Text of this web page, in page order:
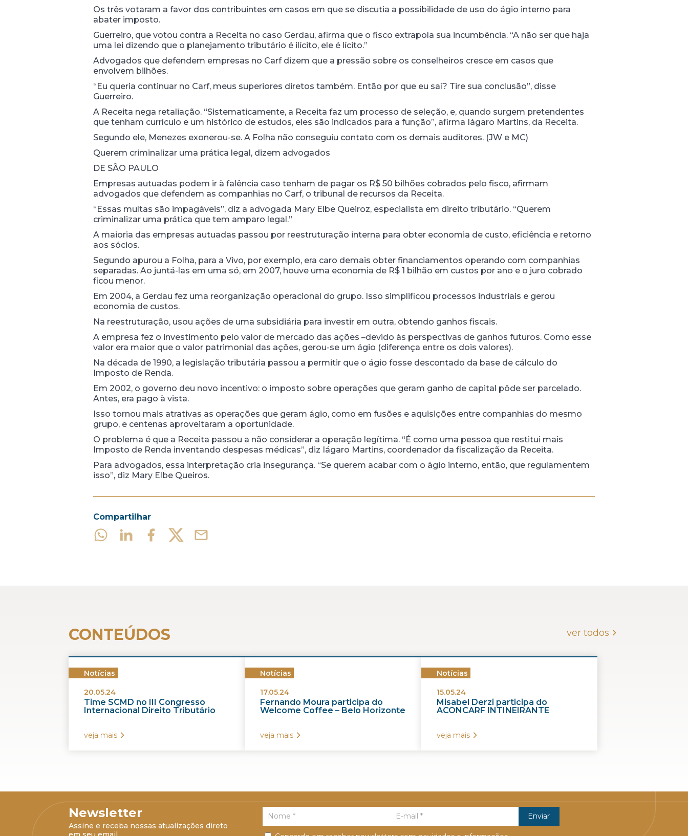
Os três votaram a favor dos contribuintes em casos em que se discutia a possibilidade de uso do ágio interno para
abater imposto.
Guerreiro, que votou contra a Receita no caso Gerdau, afirma que o fisco extrapola sua incumbência. “A não ser que haja
uma lei dizendo que o planejamento tributário é ilícito, ele é lícito.”
Advogados que defendem empresas no Carf dizem que a pressão sobre os conselheiros cresce em casos que
envolvem bilhões.
“Eu queria continuar no Carf, meus superiores diretos também. Então por que eu saí? Tire sua conclusão”, disse
Guerreiro.
A Receita nega retaliação. “Sistematicamente, a Receita faz um processo de seleção, e, quando surgem pretendentes
que tenham currículo e um histórico de estudos, eles são indicados para a função”, afirma Iágaro Martins, da Receita.
Segundo ele, Menezes exonerou-se. A Folha não conseguiu contato com os demais auditores. (JW e MC)
Querem criminalizar uma prática legal, dizem advogados
DE SÃO PAULO
Empresas autuadas podem ir à falência caso tenham de pagar os R$ 50 bilhões cobrados pelo fisco, afirmam
advogados que defendem as companhias no Carf, o tribunal de recursos da Receita.
“Essas multas são impagáveis”, diz a advogada Mary Elbe Queiroz, especialista em direito tributário. “Querem
criminalizar uma prática que tem amparo legal.”
A maioria das empresas autuadas passou por reestruturação interna para obter economia de custo, eficiência e retorno
aos sócios.
Segundo apurou a Folha, para a Vivo, por exemplo, era caro demais obter financiamentos operando com companhias
separadas. Ao juntá-las em uma só, em 2007, houve uma economia de R$ 1 bilhão em custos por ano e o juro cobrado
ficou menor.
Em 2004, a Gerdau fez uma reorganização operacional do grupo. Isso simplificou processos industriais e gerou
economia de custos.
Na reestruturação, usou ações de uma subsidiária para investir em outra, obtendo ganhos fiscais.
A empresa fez o investimento pelo valor de mercado das ações –devido às perspectivas de ganhos futuros. Como esse
valor era maior que o valor patrimonial das ações, gerou-se um ágio (diferença entre os dois valores).
Na década de 1990, a legislação tributária passou a permitir que o ágio fosse descontado da base de cálculo do
Imposto de Renda.
Em 2002, o governo deu novo incentivo: o imposto sobre operações que geram ganho de capital pôde ser parcelado.
Antes, era pago à vista.
Isso tornou mais atrativas as operações que geram ágio, como em fusões e aquisições entre companhias do mesmo
grupo, e centenas aproveitaram a oportunidade.
O problema é que a Receita passou a não considerar a operação legítima. “É como uma pessoa que restitui mais
Imposto de Renda inventando despesas médicas”, diz Iágaro Martins, coordenador da fiscalização da Receita.
Para advogados, essa interpretação cria insegurança. “Se querem acabar com o ágio interno, então, que regulamentem
isso”, diz Mary Elbe Queiros.
Compartilhar
CONTEÚDOS ver todos
Notícias
20.05.24
Time SCMD no III Congresso
Internacional Direito Tributário
veja mais
Notícias
17.05.24
Fernando Moura participa do
Welcome Coffee – Belo Horizonte
veja mais
Notícias
15.05.24
Misabel Derzi participa do
ACONCARF INTINEIRANTE
veja mais
Newsletter
Assine e receba nossas atualizações direto